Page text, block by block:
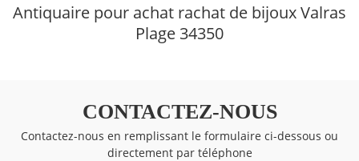
Antiquaire pour achat rachat de bijoux Valras
Plage 34350
CONTACTEZ-NOUS
Contactez-nous en remplissant le formulaire ci-dessous ou
directement par téléphone